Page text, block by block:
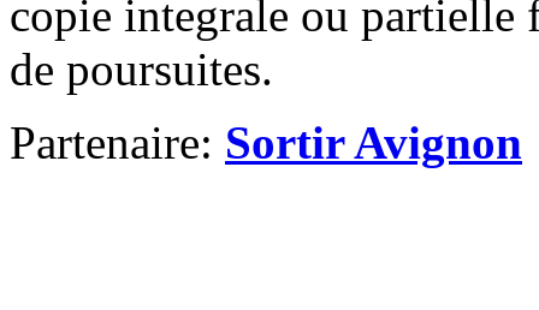
copie integrale ou partielle
de poursuites.
Partenaire: Sortir Avignon